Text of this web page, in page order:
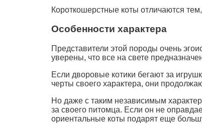
Короткошерстные коты отличаются
Особенности характера
Представители этой породы очень
уверены, что все на свете
Если дворовые котики бегают за
черты своего характера, они
Но даже с таким независимым
за своего питомца. Если он не
ориентальные коты подарят еще